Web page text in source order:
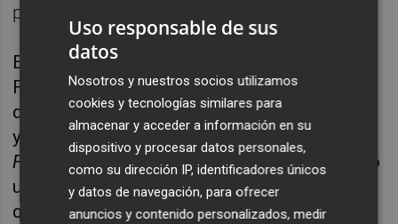
película.
El ciclo de López Vázquez continuará en la
Filmoteca el 19 de marzo con la proyección
de
Mi querida señorita, de Jaime de Armiñan;
y terminará el 27 marzo, conPeppermint
Frappé,de Carlos Saura, una obra que supuso
un giro radical en la filmografía del actor, ya
que abordaba por primera vez un papel
Uso responsable de sus
datos
Nosotros y nuestros socios utilizamos
cookies y tecnologías similares para
almacenar y acceder a información en su
dispositivo y procesar datos personales,
como su dirección IP, identificadores únicos
y datos de navegación, para ofrecer
anuncios y contenido personalizados, medir